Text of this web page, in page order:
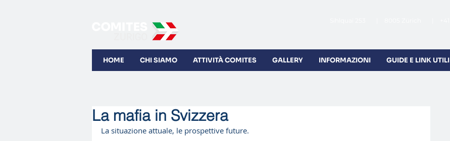
HOME CHI SIAMO ATTIVITÀ COMITES GALLERY INFORMAZIONI GUIDE E LINK UTILI
La mafia in Svizzera
La situazione attuale, le prospettive future.